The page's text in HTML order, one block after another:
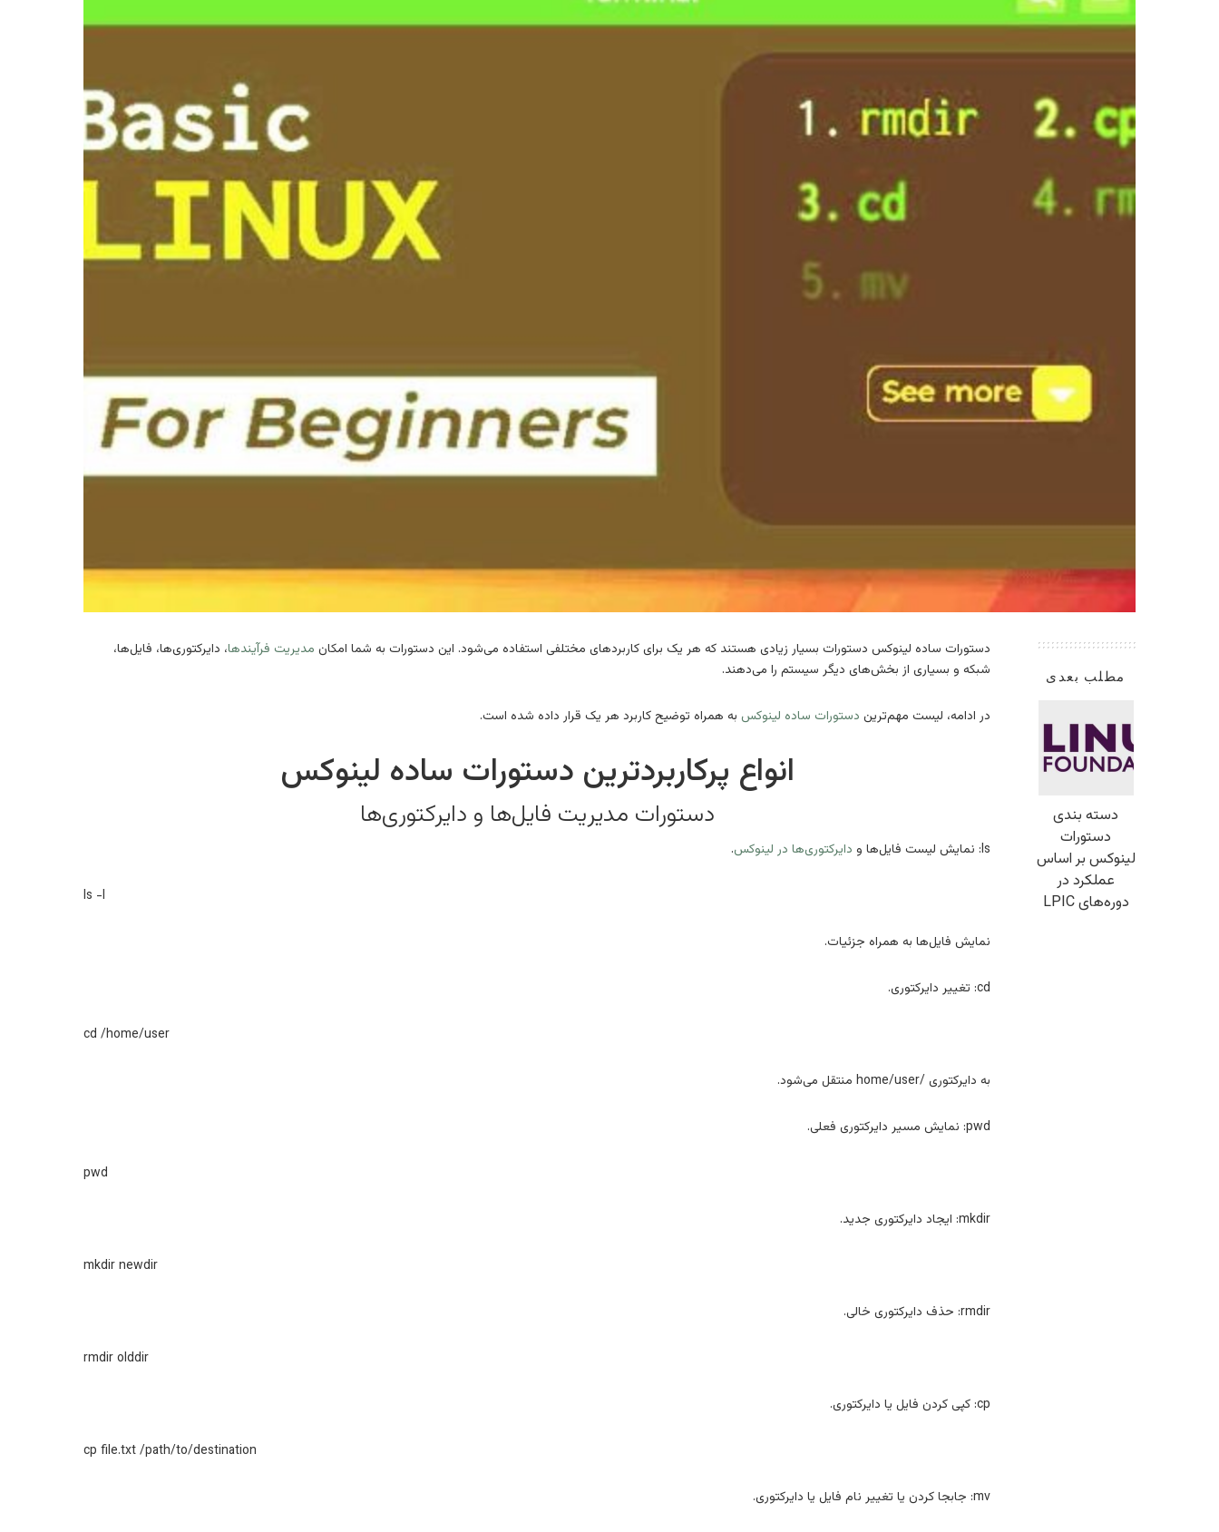
مطلب بعدی
دسته بندی
دستورات
لینوکس بر اساس
عملکرد در
دوره‌های LPIC
دستورات ساده لینوکس دستورات بسیار زیادی هستند که هر یک برای کاربردهای مختلفی استفاده می‌شود. این دستورات به شما امکان مدیریت فرآیندها، دایرکتوری‌ها، فایل‌ها،
شبکه و بسیاری از بخش‌های دیگر سیستم را می‌دهند.
در ادامه، لیست مهم‌ترین دستورات ساده لینوکس به همراه توضیح کاربرد هر یک قرار داده شده است.
انواع پرکاربردترین دستورات ساده لینوکس
دستورات مدیریت فایل‌ها و دایرکتوری‌ها
ls: نمایش لیست فایل‌ها و دایرکتوری‌ها در لینوکس.
ls -l
نمایش فایل‌ها به همراه جزئیات.
cd: تغییر دایرکتوری.
cd /home/user
به دایرکتوری /home/user منتقل می‌شود.
pwd: نمایش مسیر دایرکتوری فعلی.
pwd
mkdir: ایجاد دایرکتوری جدید.
mkdir newdir
rmdir: حذف دایرکتوری خالی.
rmdir olddir
cp: کپی کردن فایل یا دایرکتوری.
cp file.txt /path/to/destination
mv: جابجا کردن یا تغییر نام فایل یا دایرکتوری.